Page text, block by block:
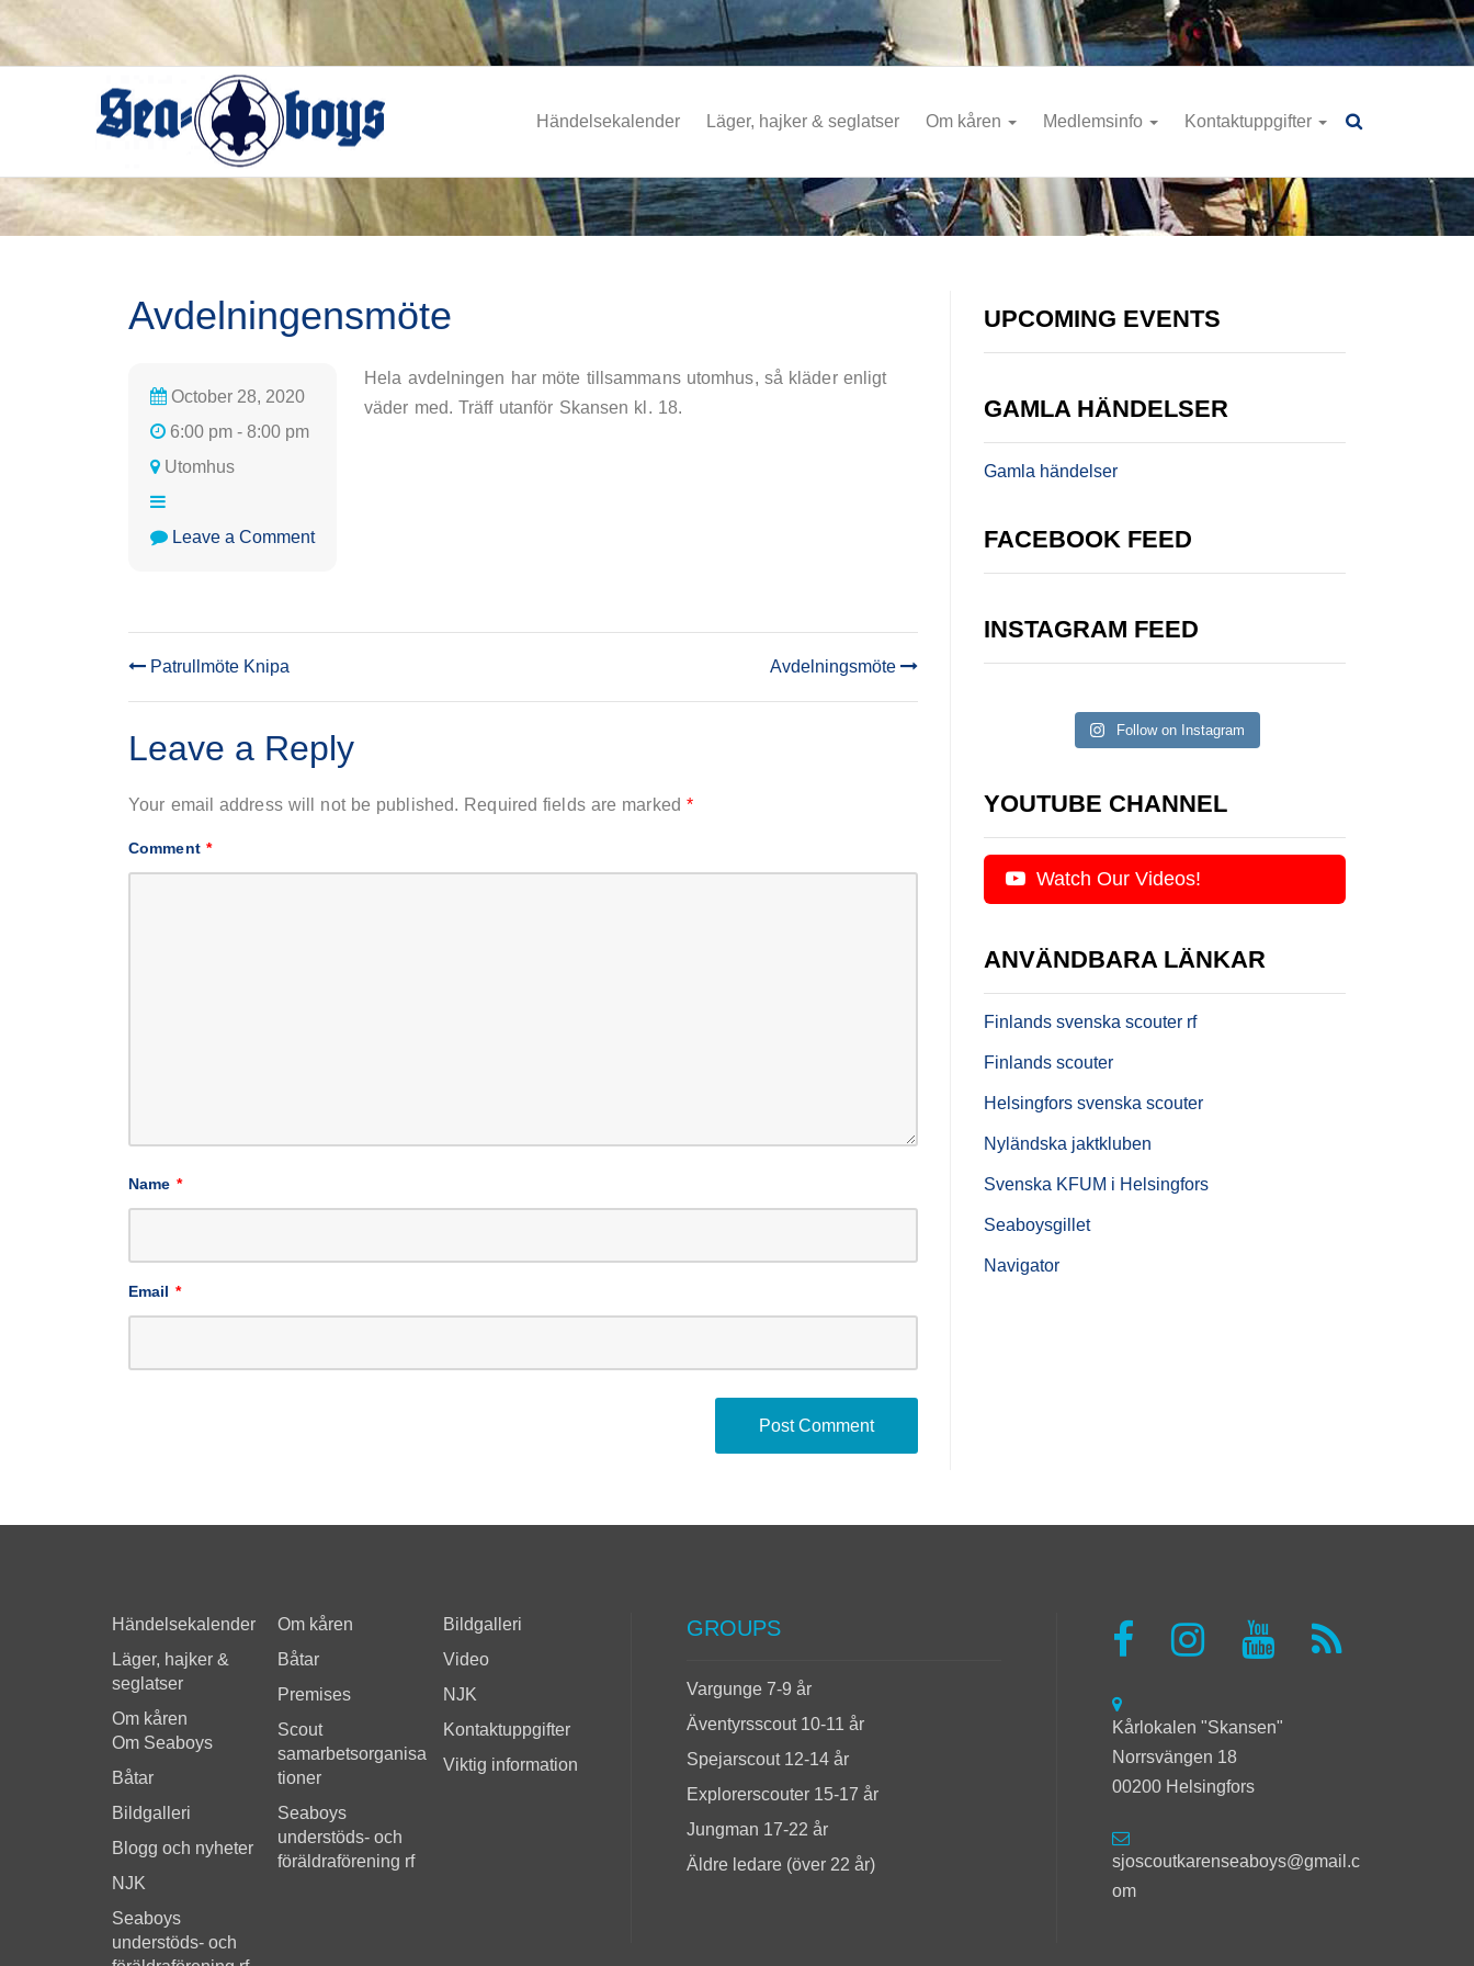
to
content
Händelsekalender Läger, hajker & seglatser Om kåren Medlemsinfo Kontaktuppgifter
Avdelningensmöte
October 28, 2020
6:00 pm - 8:00 pm
Utomhus
Leave a Commenton
Hela avdelningen har möte tillsammans utomhus, så kläder enligt
väder med. Träff utanför Skansen kl. 18.
POST
NAVIGATION
Patrullmöte Knipa Avdelningsmöte
Leave a Reply
Your email address will not be published. Required fields are marked *
Comment *
Name *
Email *
UPCOMING EVENTS
GAMLA HÄNDELSER
Gamla händelser
FACEBOOK FEED
INSTAGRAM FEED
Follow on Instagram
YOUTUBE CHANNEL
Watch Our Videos!
ANVÄNDBARA LÄNKAR
Finlands svenska scouter rf
Finlands scouter
Helsingfors svenska scouter
Nyländska jaktkluben
Svenska KFUM i Helsingfors
Seaboysgillet
Navigator
Händelsekalender
Läger, hajker &
seglatser
Om kåren
Om Seaboys
Båtar
Bildgalleri
Blogg och nyheter
NJK
Seaboys
understöds- och
Om kåren
Båtar
Premises
Scout
samarbetsorganisa
tioner
Seaboys
understöds- och
föräldraförening rf
Bildgalleri
Video
NJK
Kontaktuppgifter
Viktig information
GROUPS
Vargunge 7-9 år
Äventyrsscout 10-11 år
Spejarscout 12-14 år
Explorerscouter 15-17 år
Jungman 17-22 år
Äldre ledare (över 22 år)
Kårlokalen "Skansen"
Norrsvängen 18
00200 Helsingfors
sjoscoutkarenseaboys@gmail.c
om